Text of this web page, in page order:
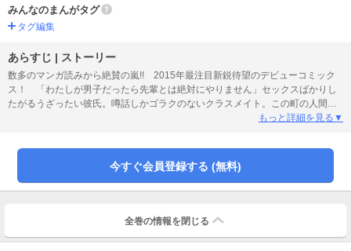
みんなのまんがタグ
タグ編集
あらすじ | ストーリー
数多のマンガ読みから絶賛の嵐!! 2015年最注目新鋭待望のデビューコミック
ス！ 「わたしが男子だったら先輩とは絶対にやりません」セックスばかりし
たがるうざったい彼氏。噂話しかゴラクのないクラスメイト。この町の人間が
嫌いな母。ここは、どんづまりの小さな町。色んなことに嫌気がさしてた高校3
い…？ 単行本化が熱望されていた表題作に加え、アラサー女の迷い道、こじ
らせ女子の憂鬱、思春期少年少女の甘酸っぱい夏など、個性ゆたかな短編5作品
も収録！ ●同時収録―面影サンセット・わたしのニュータウン・ギャラクシー
邂逅・まぼろしチアノーゼ・エイリアン／サマー
もっと詳細を見る▼
今すぐ会員登録する (無料)
全巻の情報を 閉じる